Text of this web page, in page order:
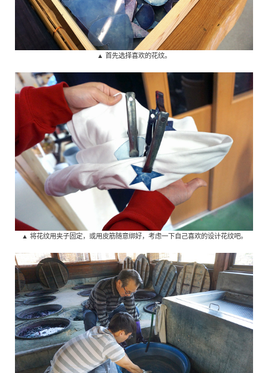
▲ 首先选择喜欢的花纹。
▲ 将花纹用夹子固定，或用皮筋随意绑好，考虑一下自己喜欢的设计花纹吧。